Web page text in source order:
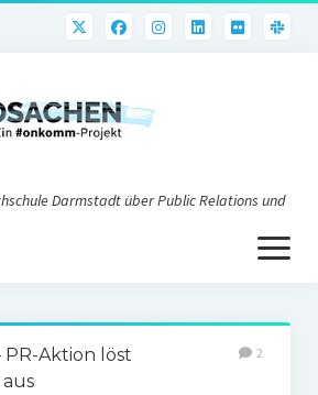
Darmstadt über Public Relations und
Menü
öffnen
PR-Aktion löst
2